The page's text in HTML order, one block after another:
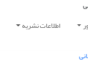
اطلاعات نشریه